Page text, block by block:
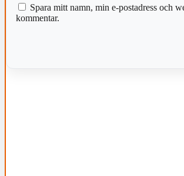
Spara mitt namn, min e-postadress och
kommentar.